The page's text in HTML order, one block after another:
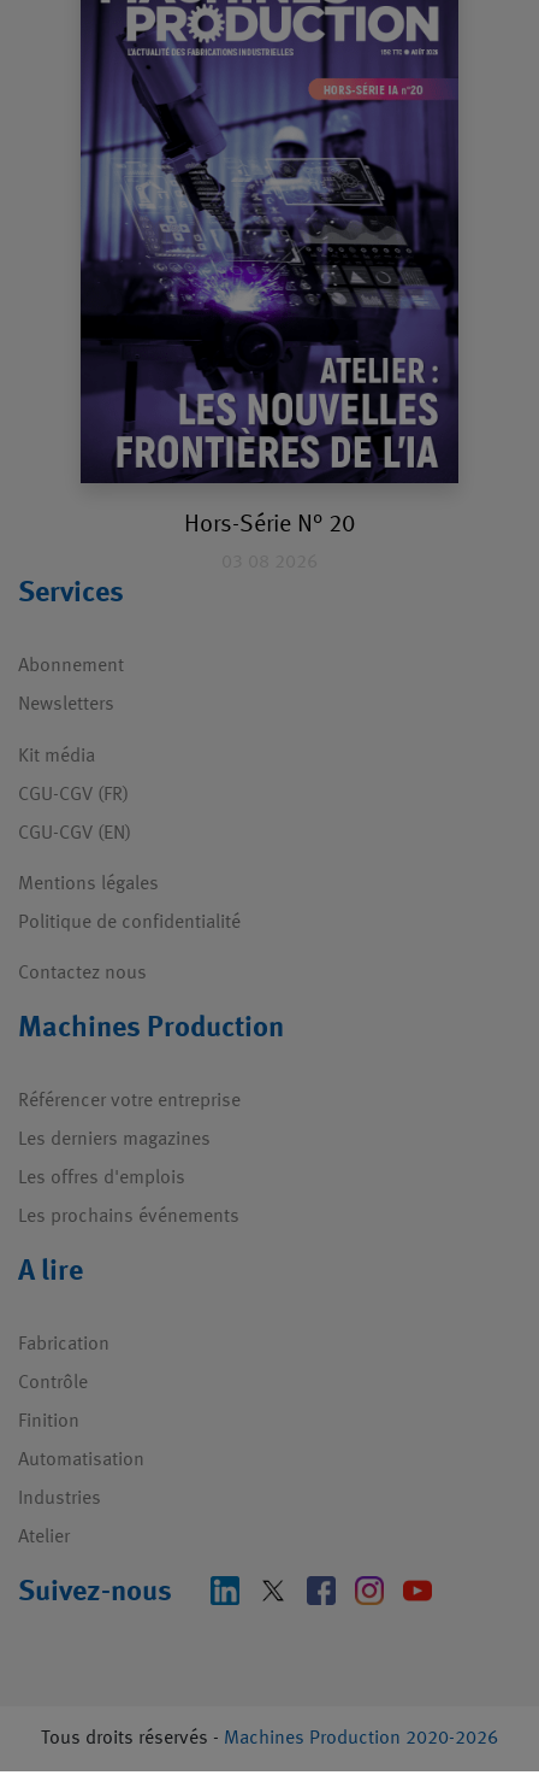
Hors-Série N° 20
Services
Abonnement
Newsletters
Kit média
CGU-CGV (FR)
CGU-CGV (EN)
Mentions légales
Politique de confidentialité
Contactez nous
Machines Production
Référencer votre entreprise
Les derniers magazines
Les offres d'emplois
Les prochains événements
A lire
Fabrication
Contrôle
Finition
Automatisation
Industries
Atelier
Suivez-nous
Tous droits réservés - Machines Production 2020-2026